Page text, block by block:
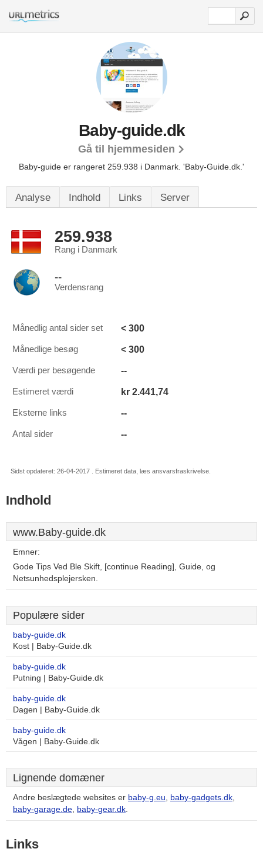
Baby-guide.dk
Gå til hjemmesiden
Baby-guide er rangeret 259.938 i Danmark. 'Baby-Guide.dk.'
Analyse Indhold Links Server
259.938
Rang i Danmark
--
Verdensrang
Månedlig antal sider set < 300
Månedlige besøg < 300
Værdi per besøgende --
Estimeret værdi kr 2.441,74
Eksterne links --
Antal sider --
Sidst opdateret: 26-04-2017 . Estimeret data, læs ansvarsfraskrivelse.
Indhold
www.Baby-guide.dk
Emner:
Gode Tips Ved Ble Skift, [continue Reading], Guide, og
Netsunhedsplejersken.
Populære sider
baby-guide.dk
Kost | Baby-Guide.dk
baby-guide.dk
Putning | Baby-Guide.dk
baby-guide.dk
Dagen | Baby-Guide.dk
baby-guide.dk
Vågen | Baby-Guide.dk
Lignende domæner
Andre beslægtede websites er baby-g.eu, baby-gadgets.dk,
baby-garage.de, baby-gear.dk.
Links